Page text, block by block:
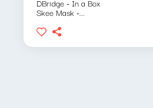
DBridge - In a Box
Skee Mask -...